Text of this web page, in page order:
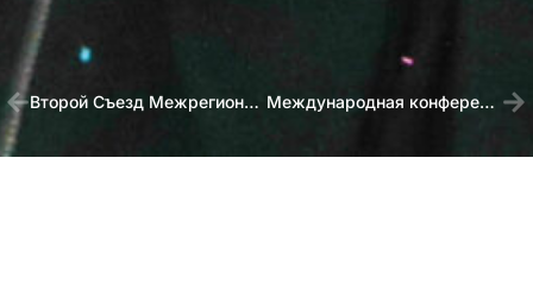
Второй Съезд Межрегиональной общественной организации «Сообщество семей слепоглухих» Международная конференция «Наука о слепоглухих: соединяя нити знаний»